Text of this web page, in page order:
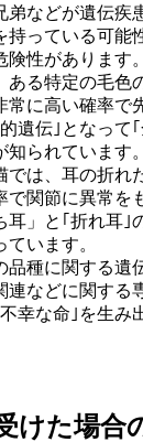
弟などが遺伝疾
持っている可能
性があります。
ある特定の毛色
常に高い確率で
遺伝｣となって
知られています
では、耳の折れ
で関節に異常を
耳」と｢折れ耳｣
います。
品種に関する遺
連などに関する
幸な命｣を生み
けた場合